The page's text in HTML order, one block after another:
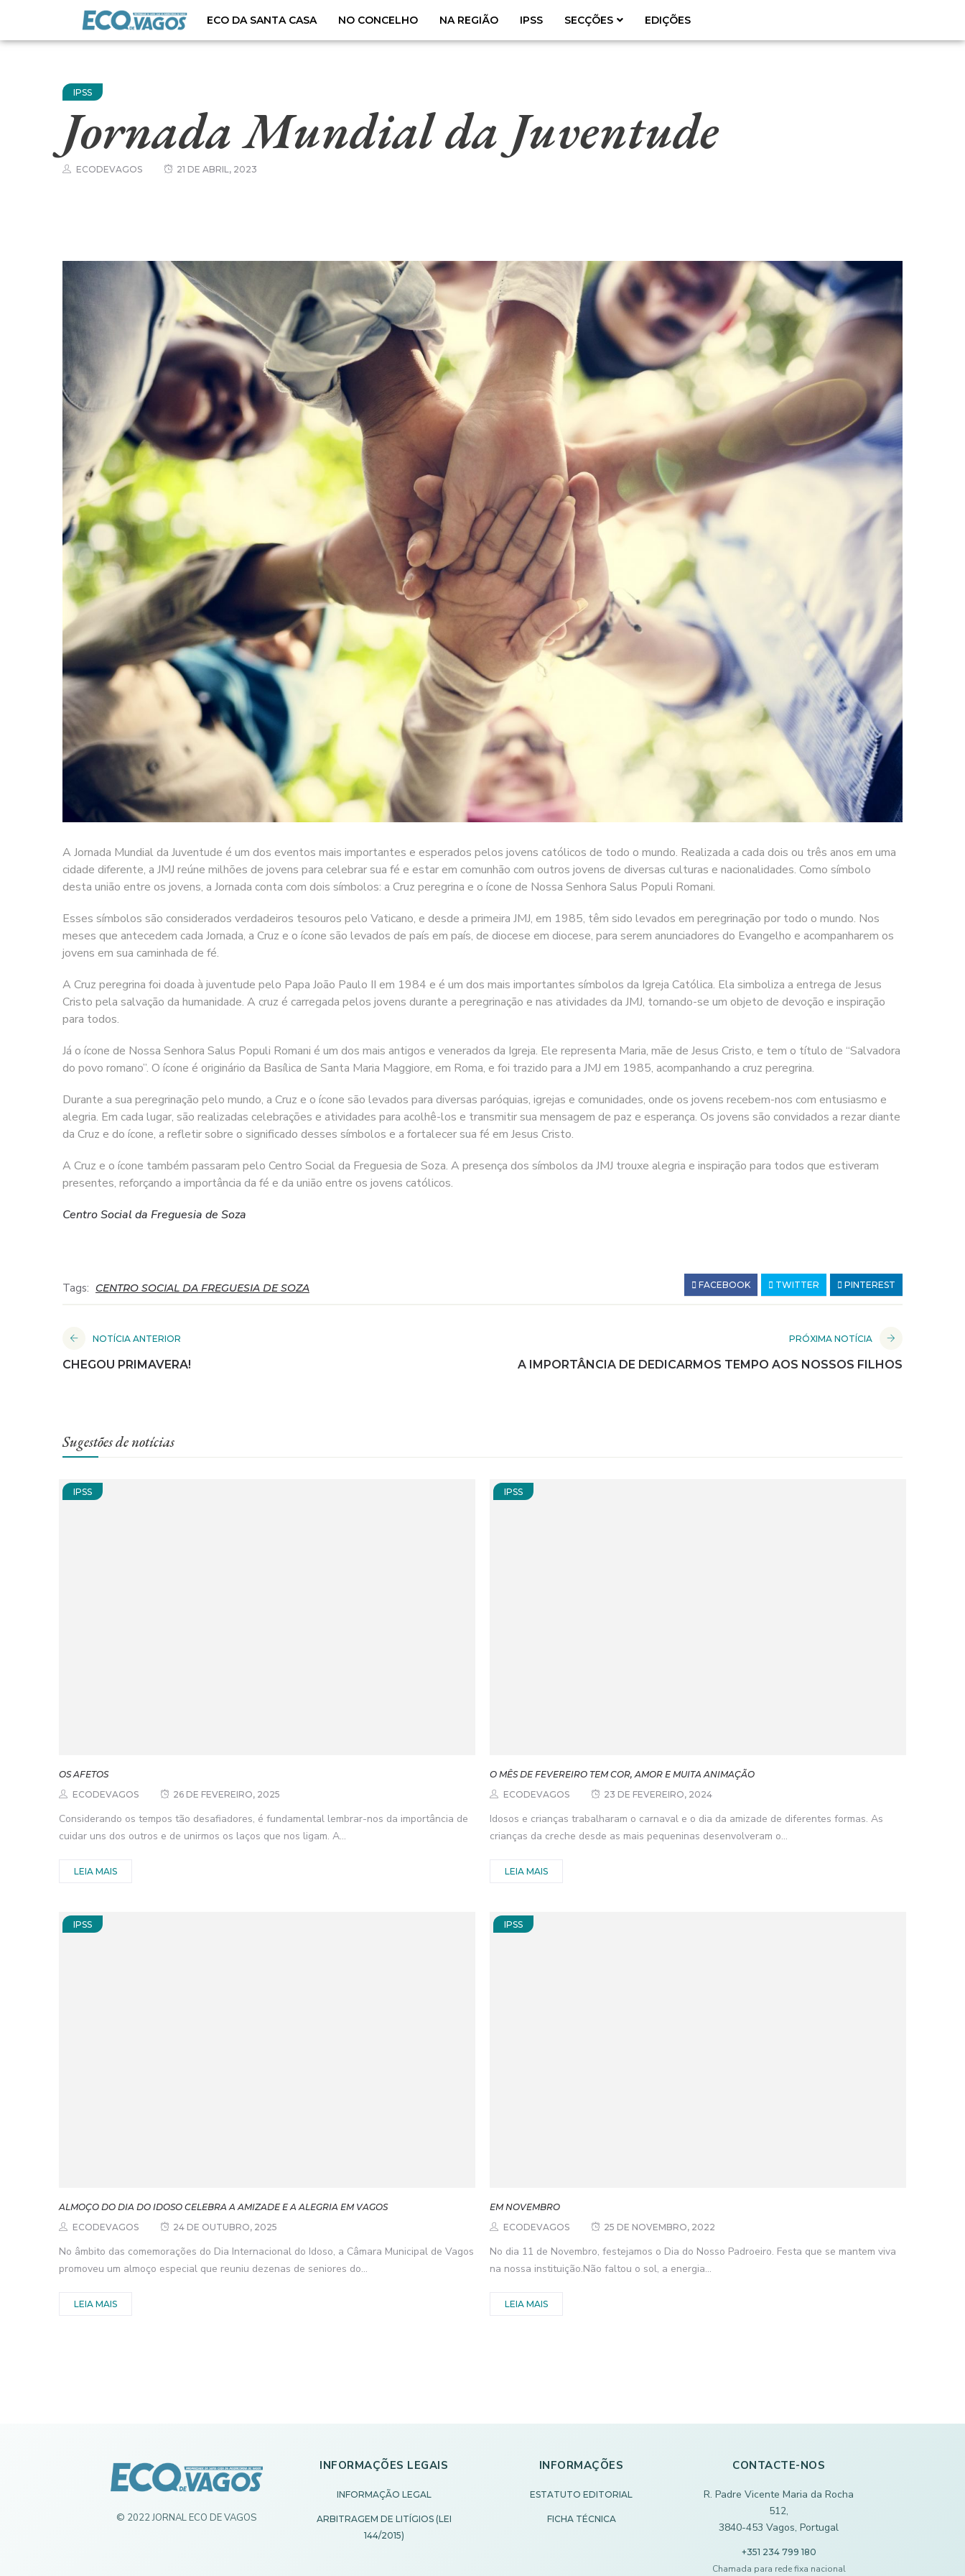
ECO DA SANTA CASA NO CONCELHO NA REGIÃO IPSS SECÇÕES EDIÇÕES
IPSS
Jornada Mundial da Juventude
ECODEVAGOS 21 DE ABRIL, 2023
A Jornada Mundial da Juventude é um dos eventos mais importantes e esperados pelos jovens católicos de todo o mundo. Realizada a cada dois ou três anos em uma
cidade diferente, a JMJ reúne milhões de jovens para celebrar sua fé e estar em comunhão com outros jovens de diversas culturas e nacionalidades. Como símbolo
desta união entre os jovens, a Jornada conta com dois símbolos: a Cruz peregrina e o ícone de Nossa Senhora Salus Populi Romani.
Esses símbolos são considerados verdadeiros tesouros pelo Vaticano, e desde a primeira JMJ, em 1985, têm sido levados em peregrinação por todo o mundo. Nos
meses que antecedem cada Jornada, a Cruz e o ícone são levados de país em país, de diocese em diocese, para serem anunciadores do Evangelho e acompanharem os
jovens em sua caminhada de fé.
A Cruz peregrina foi doada à juventude pelo Papa João Paulo II em 1984 e é um dos mais importantes símbolos da Igreja Católica. Ela simboliza a entrega de Jesus
Cristo pela salvação da humanidade. A cruz é carregada pelos jovens durante a peregrinação e nas atividades da JMJ, tornando-se um objeto de devoção e inspiração
para todos.
Já o ícone de Nossa Senhora Salus Populi Romani é um dos mais antigos e venerados da Igreja. Ele representa Maria, mãe de Jesus Cristo, e tem o título de “Salvadora
do povo romano”. O ícone é originário da Basílica de Santa Maria Maggiore, em Roma, e foi trazido para a JMJ em 1985, acompanhando a cruz peregrina.
Durante a sua peregrinação pelo mundo, a Cruz e o ícone são levados para diversas paróquias, igrejas e comunidades, onde os jovens recebem-nos com entusiasmo e
alegria. Em cada lugar, são realizadas celebrações e atividades para acolhê-los e transmitir sua mensagem de paz e esperança. Os jovens são convidados a rezar diante
da Cruz e do ícone, a refletir sobre o significado desses símbolos e a fortalecer sua fé em Jesus Cristo.
A Cruz e o ícone também passaram pelo Centro Social da Freguesia de Soza. A presença dos símbolos da JMJ trouxe alegria e inspiração para todos que estiveram
presentes, reforçando a importância da fé e da união entre os jovens católicos.
Centro Social da Freguesia de Soza
Tags: CENTRO SOCIAL DA FREGUESIA DE SOZA FACEBOOK TWITTER PINTEREST
NOTÍCIA ANTERIOR
CHEGOU PRIMAVERA!
PRÓXIMA NOTÍCIA
A IMPORTÂNCIA DE DEDICARMOS TEMPO AOS NOSSOS FILHOS
Sugestões de notícias
IPSS
OS AFETOS
ECODEVAGOS
26 DE FEVEREIRO, 2025
Considerando os tempos tão desafiadores, é fundamental lembrar-nos da importância de
cuidar uns dos outros e de unirmos os laços que nos ligam. A...
LEIA MAIS
IPSS
O MÊS DE FEVEREIRO TEM COR, AMOR E MUITA ANIMAÇÃO
ECODEVAGOS
23 DE FEVEREIRO, 2024
Idosos e crianças trabalharam o carnaval e o dia da amizade de diferentes formas. As
crianças da creche desde as mais pequeninas desenvolveram o...
LEIA MAIS
IPSS
ALMOÇO DO DIA DO IDOSO CELEBRA A AMIZADE E A ALEGRIA EM VAGOS
ECODEVAGOS
24 DE OUTUBRO, 2025
No âmbito das comemorações do Dia Internacional do Idoso, a Câmara Municipal de Vagos
promoveu um almoço especial que reuniu dezenas de seniores do...
LEIA MAIS
IPSS
EM NOVEMBRO
ECODEVAGOS
25 DE NOVEMBRO, 2022
No dia 11 de Novembro, festejamos o Dia do Nosso Padroeiro. Festa que se mantem viva
na nossa instituição.Não faltou o sol, a energia...
LEIA MAIS
© 2022 JORNAL ECO DE VAGOS
INFORMAÇÕES LEGAIS
INFORMAÇÃO LEGAL
ARBITRAGEM DE LITÍGIOS (LEI
144/2015)
INFORMAÇÕES
ESTATUTO EDITORIAL
FICHA TÉCNICA
CONTACTE-NOS
R. Padre Vicente Maria da Rocha
512,
3840-453 Vagos, Portugal
+351 234 799 180
Chamada para rede fixa nacional